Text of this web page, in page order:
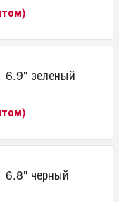
6.9" зеленый
6.8" черный